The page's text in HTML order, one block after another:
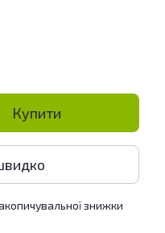
Купити
знижки